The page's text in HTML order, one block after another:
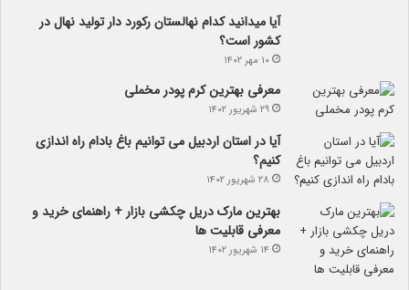
آیا می­دانید کدام نهالستان رکورد دار تولید نهال­ در
کشور است؟
۱۰ مهر ۱۴۰۲
معرفی بهترین کرم پودر مخملی
۲۹ شهریور ۱۴۰۲
آیا در استان اردبیل می توانیم باغ بادام راه اندازی
کنیم؟
۲۸ شهریور ۱۴۰۲
بهترین مارک دریل چکشی بازار + راهنمای خرید و
معرفی قابلیت ها
۱۴ شهریور ۱۴۰۲